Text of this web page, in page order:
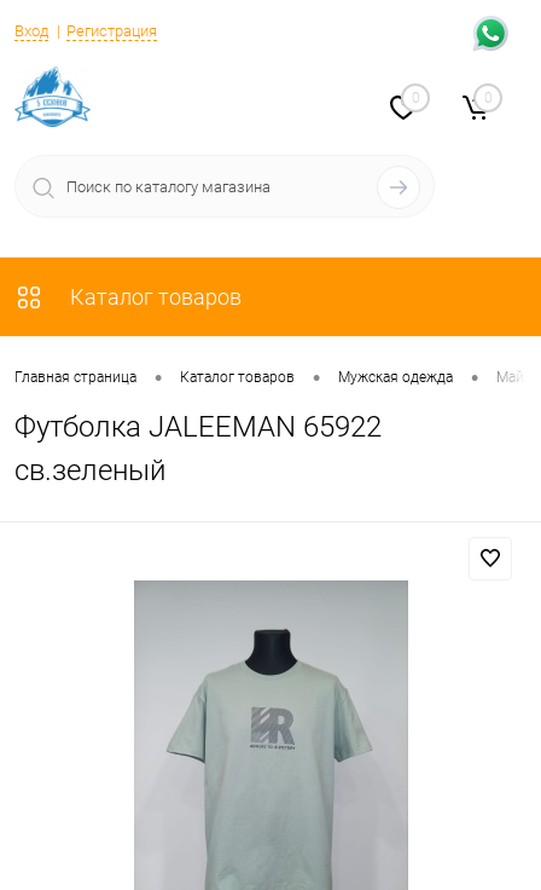
Вход Регистрация
0 0
Каталог товаров
Главная страница • Каталог товаров • Мужская одежда •
Футболка JALEEMAN 65922
св.зеленый